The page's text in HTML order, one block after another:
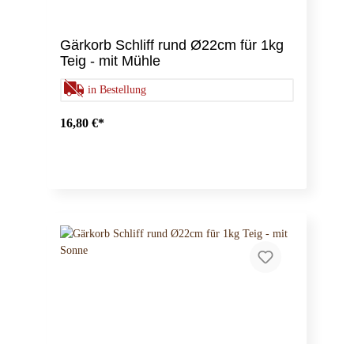
Gärkorb Schliff rund Ø22cm für 1kg
Teig - mit Mühle
in Bestellung
16,80 €*